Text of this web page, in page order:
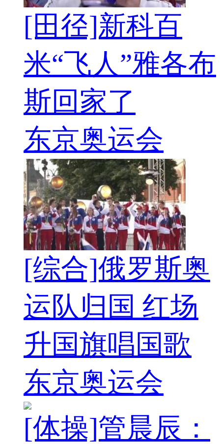
[田径]新科百
米“飞人”雅各布
斯回家了
东京奥运会
[综合]俄罗斯奥
运队归国 红场
升国旗唱国歌
东京奥运会
[体操]管晨辰：